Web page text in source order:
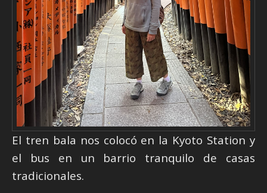
El tren bala nos colocó en la Kyoto Station y
el bus en un barrio tranquilo de casas
tradicionales.